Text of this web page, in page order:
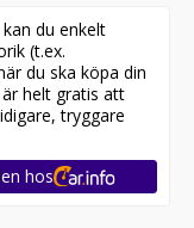
du enkelt
(t.ex.
du ska köpa din
helt gratis att
tryggare
hos